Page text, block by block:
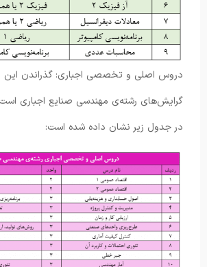
دروس اصلی و تخصصی اجباری: گذراندن این
گرایش‌های رشته‌ی مهندسی صنایع اجباری
در جدول زیر نشان داده شده است: